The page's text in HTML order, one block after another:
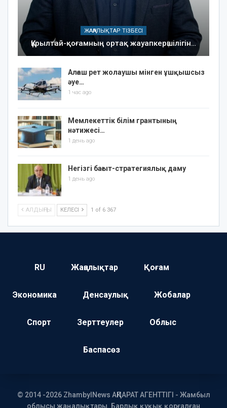
ЖАҢАЛЫҚТАР ТІЗБЕСІ
Құрылтай-қоғамның ортақ жауапкершілігін…
Алғаш рет жолаушы мінген ұшқышсыз
әуе…
1 час ago
Мемлекеттік білім грантының
нәтижесі…
1 день ago
Негізгі бағыт-стратегиялық даму
1 день ago
АЛДЫҢҒЫ КЕЛЕСІ 1 of 6 367
RU Жаңалықтар Қоғам
Экономика Денсаулық Жобалар
Спорт Зерттеулер Облыс
Баспасөз
© 2014 -2026 ZhambylNews АҚПАРАТ АГЕНТТІГІ - Жамбыл
облысы жаңалықтары. Барлық құқық қорғалған